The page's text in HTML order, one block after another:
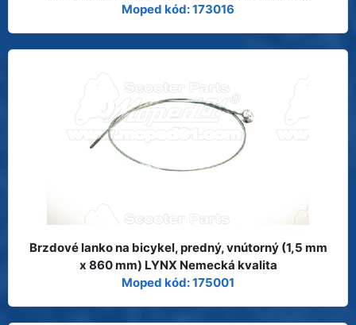
Moped kód: 173016
Brzdové lanko na bicykel, predný, vnútorný (1,5 mm
x 860 mm) LYNX Nemecká kvalita
Moped kód: 175001